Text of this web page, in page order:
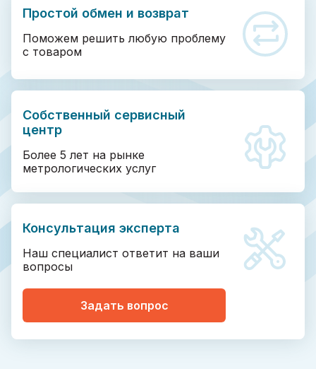
Простой обмен и возврат
Поможем решить любую проблему
с товаром
Собственный сервисный
центр
Более 5 лет на рынке
метрологических услуг
Консультация эксперта
Наш специалист ответит на ваши
вопросы
Задать вопрос